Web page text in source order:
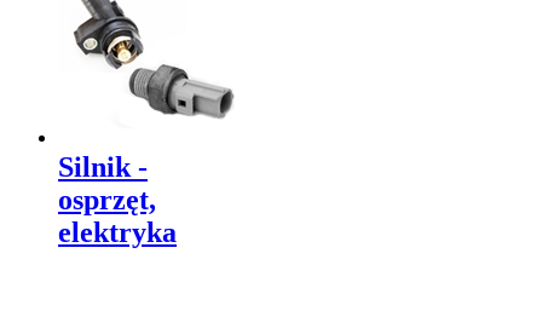
Silnik -
osprzęt,
elektryka